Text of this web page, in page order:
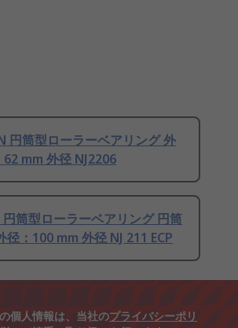
円筒型ローラーベアリング 外
62 mm 外径 NJ2206
円筒型ローラーベアリング 円筒
径：100 mm 外径 NJ 211 ECP
個人情報は、当社のプライバシーポリ